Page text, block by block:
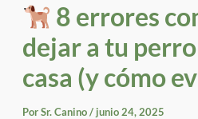
8 errores
dejar a tu
casa (y cómo
PorSr. Canino/ junio 24, 2025